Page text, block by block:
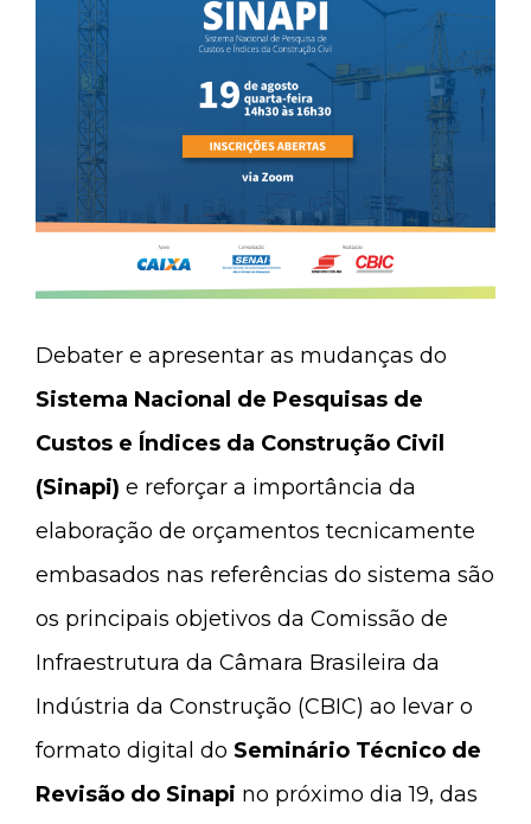
Debater e apresentar as mudanças do
Sistema Nacional de Pesquisas de
Custos e Índices da Construção Civil
(Sinapi) e reforçar a importância da
elaboração de orçamentos tecnicamente
embasados nas referências do sistema são
os principais objetivos da Comissão de
Infraestrutura da Câmara Brasileira da
Indústria da Construção (CBIC) ao levar o
formato digital do Seminário Técnico de
Revisão do Sinapi no próximo dia 19, das